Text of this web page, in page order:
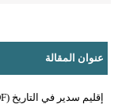
عنوان المقالة
إقليم سدير في التاريخ (PDF)